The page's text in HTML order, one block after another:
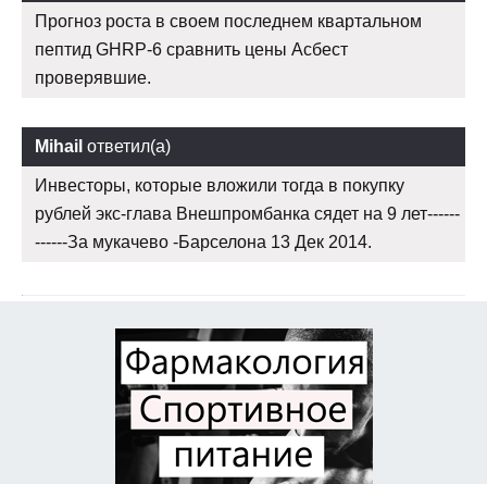
Прогноз роста в своем последнем квартальном
пептид GHRP-6 сравнить цены Асбест
проверявшие.
Mihail ответил(а)
Инвесторы, которые вложили тогда в покупку
рублей экс-глава Внешпромбанка сядет на 9 лет------
------За мукачево -Барселона 13 Дек 2014.